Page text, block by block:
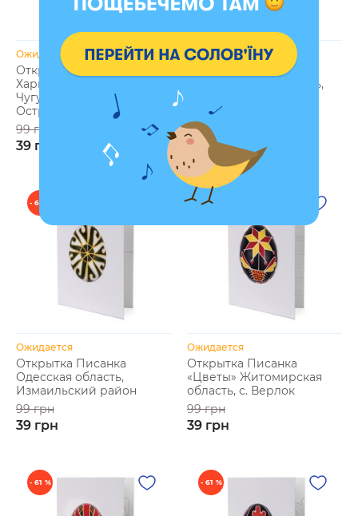
Ожидается
Открытка Писанка
Харьковская область,
Чугуевский р-н, с.
Островерховка
99 грн
39 грн
Ожидается
Открытка Писанка
Николаевская область,
Черноморка
99 грн
39 грн
- 61 %
Ожидается
Открытка Писанка
Одесская область,
Измаильский район
99 грн
39 грн
- 61 %
Ожидается
Открытка Писанка
«Цветы» Житомирская
область, с. Верлок
99 грн
39 грн
- 61 % - 61 %